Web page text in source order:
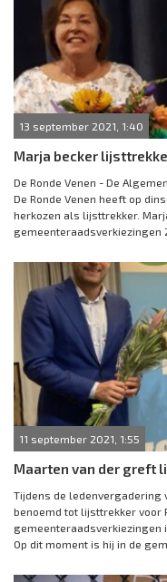
13 september 2021, 1:40
Marja becker
De Ronde Venen - De
De Ronde Venen heeft op
herkozen als lijsttrekker.
gemeenteraadsverkiezingen
11 september 2021, 1:55
Maarten van der greft
Tijdens de ledenvergadering
benoemd tot lijsttrekker voor
gemeenteraadsverkiezingen
Op dit moment is hij in de